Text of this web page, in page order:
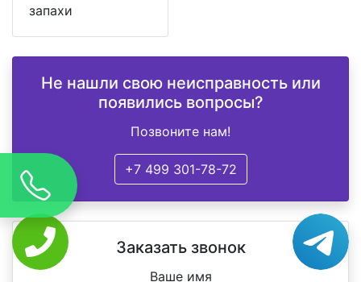
запахи
Не нашли свою неисправность или
появились вопросы?
Позвоните нам!
+7 499 301-78-72
Заказать звонок
Ваше имя